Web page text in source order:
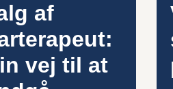
af
vej til at